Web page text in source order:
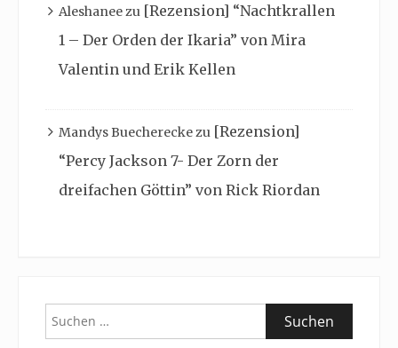
Aleshaneezu [Rezension] “Nachtkrallen
1 – Der Orden der Ikaria” von Mira
Valentin und Erik Kellen
Mandys Buechereckezu [Rezension]
“Percy Jackson 7- Der Zorn der
dreifachen Göttin” von Rick Riordan
Suchen
nach: